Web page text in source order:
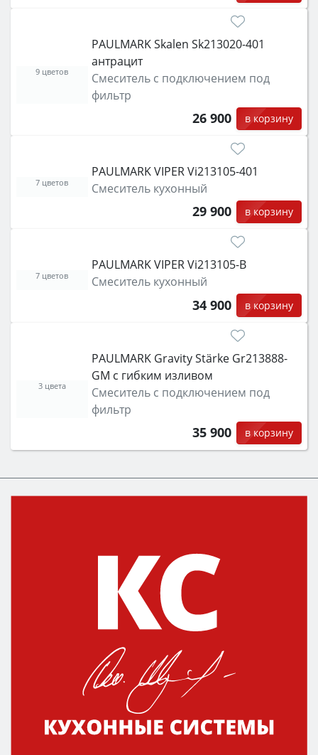
PAULMARK Skalen Sk213020-401
антрацит
Смеситель с подключением под
фильтр
26 900 в корзину
9 цветов
PAULMARK VIPER Vi213105-401
Смеситель кухонный
29 900 в корзину
7 цветов
PAULMARK VIPER Vi213105-B
Смеситель кухонный
34 900 в корзину
7 цветов
PAULMARK Gravity Stärke Gr213888-
GM с гибким изливом
Смеситель с подключением под
фильтр
35 900 в корзину
3 цвета